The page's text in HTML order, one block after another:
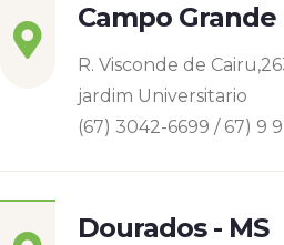
Campo Grande
R. Visconde de
jardim Universitario
(67) 3042-6699 / 67) 9
Dourados - MS